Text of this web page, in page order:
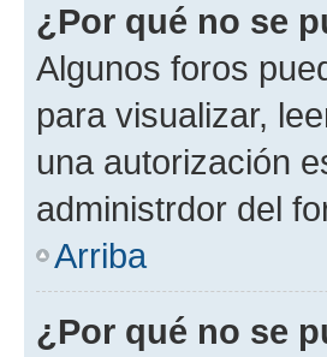
¿Por qué no se
Algunos foros
para visualizar,
una autorización
administrdor del
Arriba
¿Por qué no se